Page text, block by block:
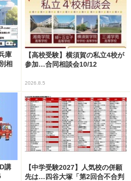
庫
相
【高校受験】横須賀の私立4校が
参加…合同相談会10/12
2026.8.5
講
【中学受験2027】人気校の併願
先は…四谷大塚「第2回合不合判